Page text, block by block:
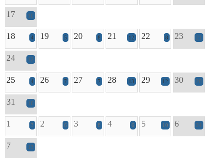
17 10
18 4 19 5 20 8 21 12 22 8 23 21
24 12
25 4 26 7 27 7 28 13 29 12 30 28
31 16
1 3 2 6 3 8 4 6 5 10 6 24
7 13